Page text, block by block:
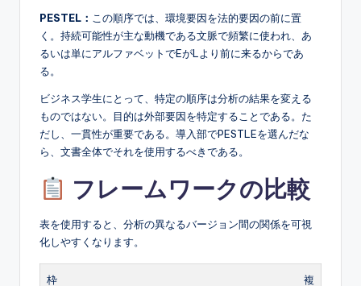
PESTEL： この順序では、環境要因を法的要因の前に置
く。持続可能性が主な動機である文脈で頻繁に使われ、あ
るいは単にアルファベットでEがLより前に来るからであ
る。
ビジネス学生にとって、特定の順序は分析の結果を変える
ものではない。目的は外部要因を特定することである。た
だし、一貫性が重要である。導入部でPESTLEを選んだな
ら、文書全体でそれを使用するべきである。
フレームワークの比較
表を使用すると、分析の異なるバージョン間の関係を可視
化しやすくなります。
枠
複